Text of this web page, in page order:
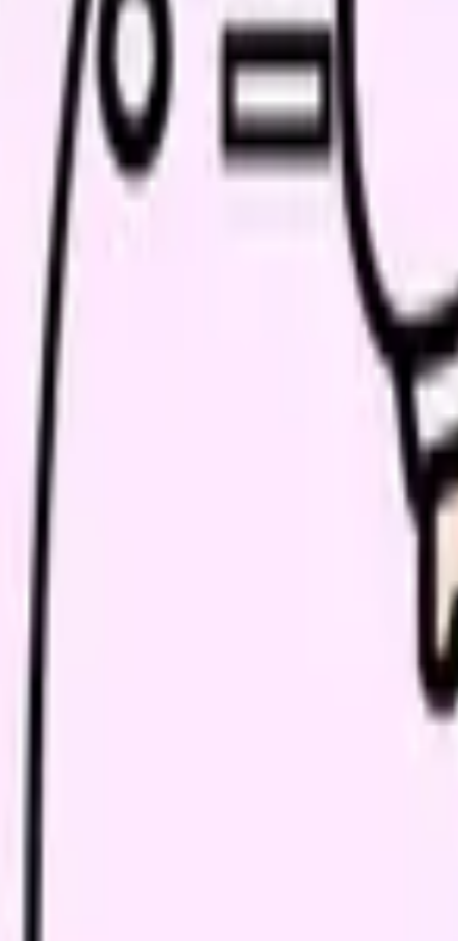
夜勤体制、教育負荷、委員会の多さ
関係、休診日、受付業務の有無
段、同行研修、緊急対応、記録方法
職との連携、夜間体制、看取り件数
務、インセンティブ、研修期間
のオンコール、管理者候補、美容クリニック、透析
向く。
く。
。